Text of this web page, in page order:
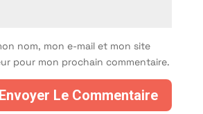
nom, mon e-mail et mon site
pour mon prochain commentaire.